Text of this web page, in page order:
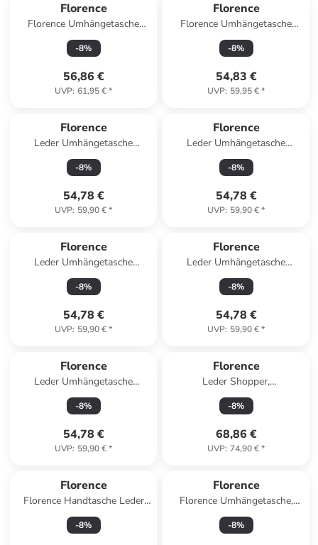
Florence
Florence Umhängetasche
Leder gelb ca. 22cm
-8%
56,86 €
UVP: 61,95 €*
Florence
Florence Umhängetasche
Leder bronze metallic, braun
ca. 19cm
-8%
54,83 €
UVP: 59,95 €*
Florence
Leder Umhängetasche
Florence Tasche rot ca. 19cm
-8%
54,78 €
UVP: 59,90 €*
Florence
Leder Umhängetasche
Florence Tasche bronze
metallic, braun ca. 19cm
-8%
54,78 €
UVP: 59,90 €*
Florence
Leder Umhängetasche
Florence Tasche beige, braun
ca. 19cm
-8%
54,78 €
UVP: 59,90 €*
Florence
Leder Umhängetasche
Florence Tasche hellbraun, tan
ca. 19cm
-8%
54,78 €
UVP: 59,90 €*
Florence
Leder Umhängetasche
Florence Tasche silber, farbig
ca. 19cm
-8%
54,78 €
UVP: 59,90 €*
Florence
Leder Shopper,
Schultertasche Florence
Tasche schwarz ca. 30cm
-8%
68,86 €
UVP: 74,90 €*
Florence
Florence Handtasche Leder
schwarz ca. 26cm
-8%
Florence
Florence Umhängetasche,
Citytasche Leder beige ca.
33cm
-8%